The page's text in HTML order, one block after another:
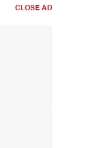
CLOSE AD